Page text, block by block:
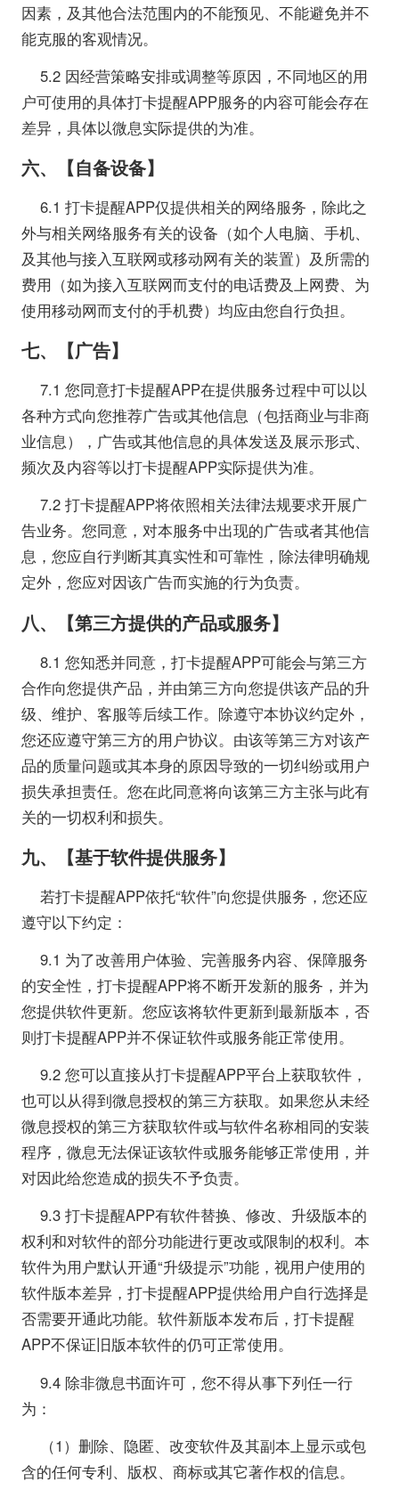
因素，及其他合法范围内的不能预见、不能避免并不
能克服的客观情况。
5.2 因经营策略安排或调整等原因，不同地区的用
户可使用的具体打卡提醒APP服务的内容可能会存在
差异，具体以微息实际提供的为准。
六、【自备设备】
6.1 打卡提醒APP仅提供相关的网络服务，除此之
外与相关网络服务有关的设备（如个人电脑、手机、
及其他与接入互联网或移动网有关的装置）及所需的
费用（如为接入互联网而支付的电话费及上网费、为
使用移动网而支付的手机费）均应由您自行负担。
七、【广告】
7.1 您同意打卡提醒APP在提供服务过程中可以以
各种方式向您推荐广告或其他信息（包括商业与非商
业信息），广告或其他信息的具体发送及展示形式、
频次及内容等以打卡提醒APP实际提供为准。
7.2 打卡提醒APP将依照相关法律法规要求开展广
告业务。您同意，对本服务中出现的广告或者其他信
息，您应自行判断其真实性和可靠性，除法律明确规
定外，您应对因该广告而实施的行为负责。
八、【第三方提供的产品或服务】
8.1 您知悉并同意，打卡提醒APP可能会与第三方
合作向您提供产品，并由第三方向您提供该产品的升
级、维护、客服等后续工作。除遵守本协议约定外，
您还应遵守第三方的用户协议。由该等第三方对该产
品的质量问题或其本身的原因导致的一切纠纷或用户
损失承担责任。您在此同意将向该第三方主张与此有
关的一切权利和损失。
九、【基于软件提供服务】
若打卡提醒APP依托“软件”向您提供服务，您还应
遵守以下约定：
9.1 为了改善用户体验、完善服务内容、保障服务
的安全性，打卡提醒APP将不断开发新的服务，并为
您提供软件更新。您应该将软件更新到最新版本，否
则打卡提醒APP并不保证软件或服务能正常使用。
9.2 您可以直接从打卡提醒APP平台上获取软件，
也可以从得到微息授权的第三方获取。如果您从未经
微息授权的第三方获取软件或与软件名称相同的安装
程序，微息无法保证该软件或服务能够正常使用，并
对因此给您造成的损失不予负责。
9.3 打卡提醒APP有软件替换、修改、升级版本的
权利和对软件的部分功能进行更改或限制的权利。本
软件为用户默认开通“升级提示”功能，视用户使用的
软件版本差异，打卡提醒APP提供给用户自行选择是
否需要开通此功能。软件新版本发布后，打卡提醒
APP不保证旧版本软件的仍可正常使用。
9.4 除非微息书面许可，您不得从事下列任一行
为：
（1）删除、隐匿、改变软件及其副本上显示或包
含的任何专利、版权、商标或其它著作权的信息。